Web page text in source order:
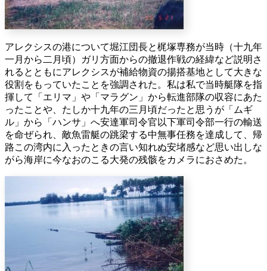
アレクシスの港について堀江団長と梶塚専務が当時（十九年
一月から二月頃）ガリ方面からの撤退作戦の経緯など説明さ
れるとともにアレクシスが補給物資の揚搭基地として大きな
役割をもっていたことを強調された。私は私で当時艇隊を指
揮して「エリマ」や「マラグン」から転進部隊の収容にあた
ったことや、たしか十九年の三月頃だったと思うが「ムギ
ル」から「ハンサ」へ安達軍司令官以下軍司令部一行の輸送
を命ぜられ、敵魚雷艇の跳梁する中無事任務を達成して、帰
路この湾内に入ったときの言い知れぬ安堵感など思い出しな
がら海岸に今なおのこる大発の残骸をカメラにおさめた。